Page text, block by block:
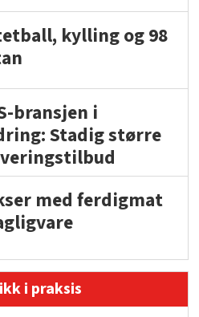
kylling og 98
bransjen i
Stadig større
med ferdigmat
i praksis